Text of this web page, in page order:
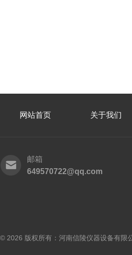
网站首页 关于我们
邮箱
649570722@qq.com
© 2026 版权所有：河南信陵仪器设备有限